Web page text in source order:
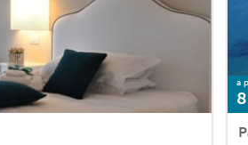
a